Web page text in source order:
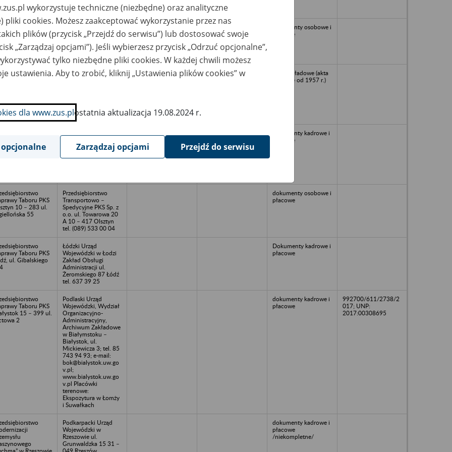
90
Zwierzętami
Bielsko
Wojewódzki
ul.Jagiellońska 25
Katowice Archiwum
Zakładowe
dokumenty osobowe i
płacowe
Maszynami i
Archiwum Zakładu
Obsługi Administracji
Niepodległości 16/18
61-713 Poznań
Akta zakładowe (akta
płacowe od 1957 r.)
„BOMIS”
50-950
Wrocławiu
Pl.Powstańców 1, 50-
dokumenty kadrowe i
płacowe
Taboru PKS
10 – 283 ul.
55
Przedsiębiorstwo
Transportowo –
Spedycyjne PKS Sp. z
o.o. ul. Towarowa 20
A 10 – 417 Olsztyn
tel. (089) 533 00 04
dokumenty osobowe i
płacowe
Taboru PKS
ul. Gibalskiego
Łódzki Urząd
Wojewódzki w Łodzi
Zakład Obsługi
Administracji ul.
Żeromskiego 87 Łódź
tel. 637 39 25
Dokumenty kadrowe i
płacowe
Taboru PKS
15 – 399 ul.
2
Podlaski Urząd
Wojewódzki, Wydział
Organizacyjno-
Administracyjny,
Archiwum Zakładowe
w Białymstoku –
Białystok, ul.
Mickiewicza 3; tel. 85
743 94 93; e-mail:
bok@bialystok.uw.go
v.pl;
www.bialystok.uw.go
v.pl Placówki
terenowe:
Ekspozytura w Łomży
i Suwałkach
dokumenty kadrowe i
płacowe
992700/611/2738/2
017; UNP:
2017:00308695
Podkarpacki Urząd
Wojewódzki w
Rzeszowie ul.
Grunwaldzka 15 31 –
dokumenty kadrowe i
płacowe
/niekompletne/
wykorzystuje techniczne (niezbędne) oraz analityczne
pliki cookies. Możesz zaakceptować wykorzystanie przez nas
plików (przycisk „Przejdź do serwisu”) lub dostosować swoje
„Zarządzaj opcjami”). Jeśli wybierzesz przycisk „Odrzuć opcjonalne”,
tylko niezbędne pliki cookies. W każdej chwili możesz
ustawienia. Aby to zrobić, kliknij „Ustawienia plików cookies” w
dla www.zus.plostatnia aktualizacja 19.08.2024 r.
Zarządzaj opcjami Przejdź do serwisu